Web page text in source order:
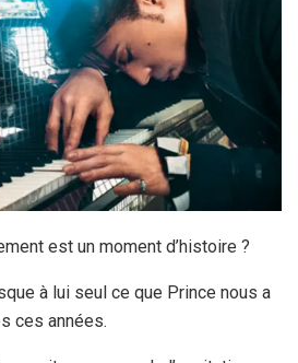
est un moment d’histoire ?
à lui seul ce que Prince nous a
ces années.